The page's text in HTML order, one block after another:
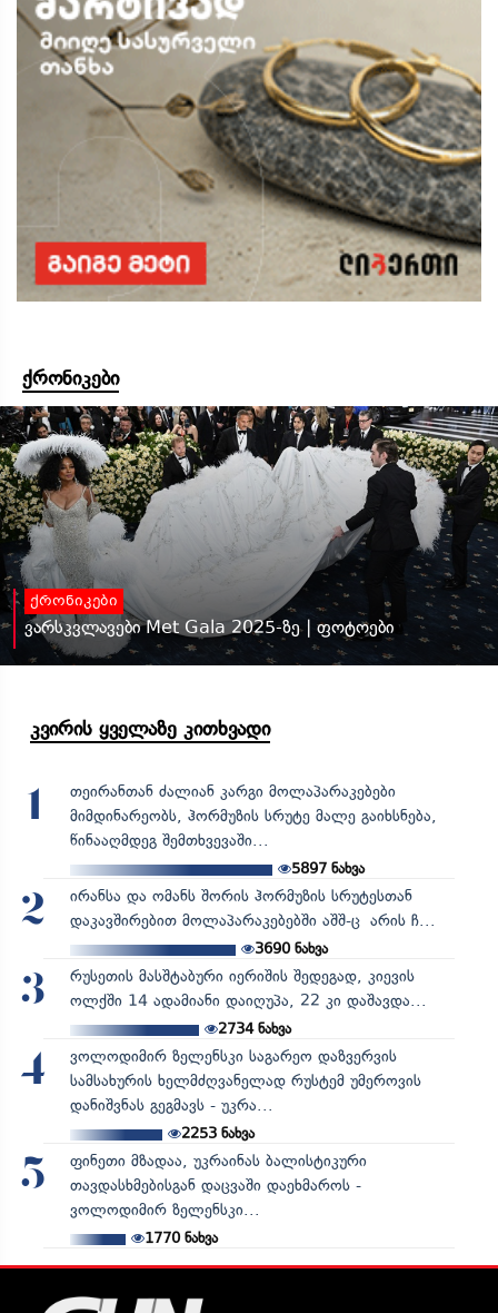
ქრონიკები
ქრონიკები
ვარსკვლავები Met Gala 2025-ზე | ფოტოები
კვირის ყველაზე კითხვადი
1
თეირანთან ძალიან კარგი მოლაპარაკებები
მიმდინარეობს, ჰორმუზის სრუტე მალე გაიხსნება,
წინააღმდეგ შემთხვევაში...
5897 ნახვა
2
ირანსა და ომანს შორის ჰორმუზის სრუტესთან
დაკავშირებით მოლაპარაკებებში აშშ-ც არის ჩ...
3690ნახვა
3
რუსეთის მასშტაბური იერიშის შედეგად, კიევის
ოლქში 14 ადამიანი დაიღუპა, 22 კი დაშავდა...
2734ნახვა
4
ვოლოდიმირ ზელენსკი საგარეო დაზვერვის
სამსახურის ხელმძღვანელად რუსტემ უმეროვის
დანიშვნას გეგმავს - უკრა...
2253ნახვა
5
ფინეთი მზადაა, უკრაინას ბალისტიკური
თავდასხმებისგან დაცვაში დაეხმაროს -
ვოლოდიმირ ზელენსკი...
1770ნახვა